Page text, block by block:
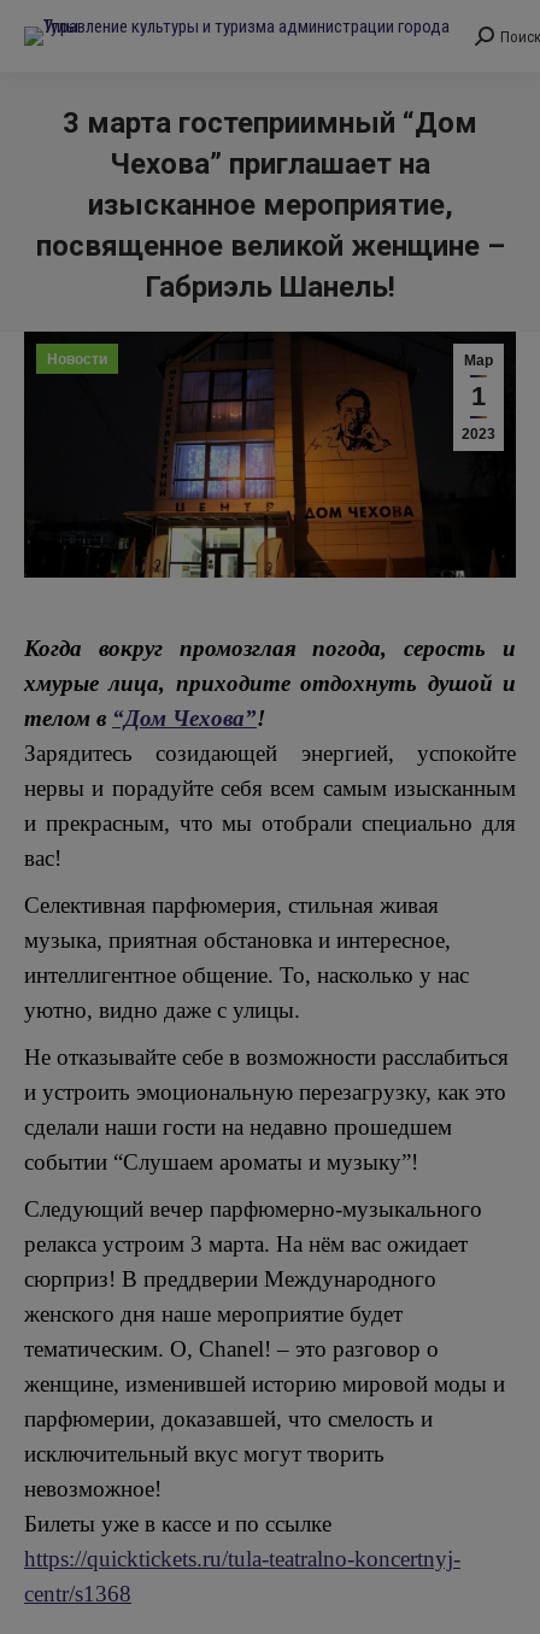
Поиск:
Поиск
3 марта гостеприимный “Дом
Чехова” приглашает на
изысканное мероприятие,
посвященное великой женщине –
Габриэль Шанель!
Мар
1
2023
Новости
Когда вокруг промозглая погода, серость и
хмурые лица, приходите отдохнуть душой и
телом в “Дом Чехова”!
Зарядитесь созидающей энергией, успокойте
нервы и порадуйте себя всем самым изысканным
и прекрасным, что мы отобрали специально для
вас!
Селективная парфюмерия, стильная живая
музыка, приятная обстановка и интересное,
интеллигентное общение. То, насколько у нас
уютно, видно даже с улицы.
Не отказывайте себе в возможности расслабиться
и устроить эмоциональную перезагрузку, как это
сделали наши гости на недавно прошедшем
событии “Слушаем ароматы и музыку”!
Следующий вечер парфюмерно-музыкального
релакса устроим 3 марта. На нём вас ожидает
сюрприз! В преддверии Международного
женского дня наше мероприятие будет
тематическим. О, Chanel! – это разговор о
женщине, изменившей историю мировой моды и
парфюмерии, доказавшей, что смелость и
исключительный вкус могут творить
невозможное!
Билеты уже в кассе и по ссылке
https://quicktickets.ru/tula-teatralno-koncertnyj-
centr/s1368